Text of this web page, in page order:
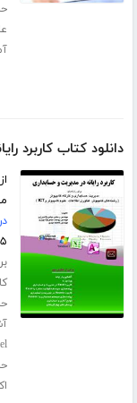
دانلود کتاب کاربرد